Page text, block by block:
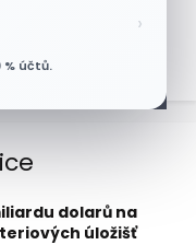
›
% účtů.
dolarů na
úložišť